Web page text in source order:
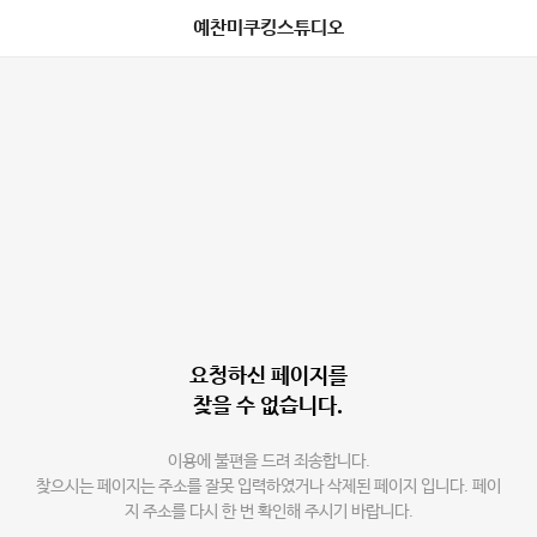
예찬미쿠킹스튜디오
요청하신 페이지를
찾을 수 없습니다.
이용에 불편을 드려 죄송합니다.
찾으시는 페이지는 주소를 잘못 입력하였거나 삭제된 페이지 입니다. 페이
지 주소를 다시 한 번 확인해 주시기 바랍니다.